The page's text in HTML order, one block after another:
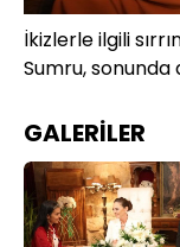
İkizlerle ilgili
Sumru,
GALERİLER